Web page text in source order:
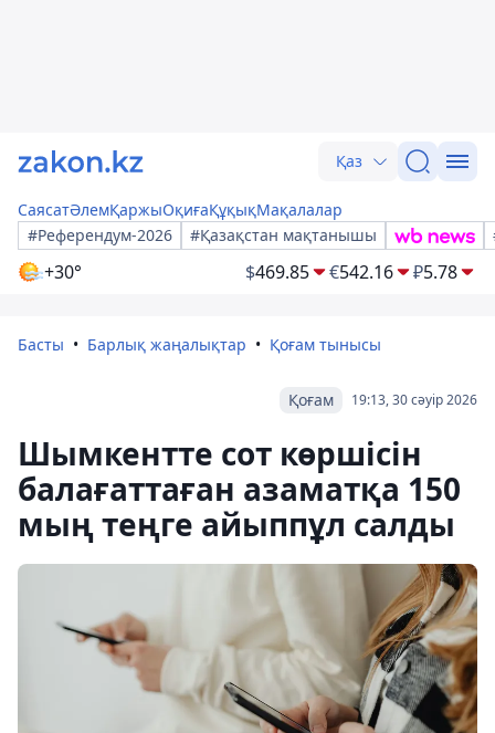
Қаз
СаясатӘлемҚаржыОқиғаҚұқықМақалалар
#Референдум-2026
#Қазақстан мақтанышы
+30° $469.85 €542.16 ₽5.78
Басты Барлық жаңалықтар Қоғам тынысы
19:13, 30 сәуір 2026
Қоғам
Шымкентте сот көршісін
балағаттаған азаматқа 150
мың теңге айыппұл салды